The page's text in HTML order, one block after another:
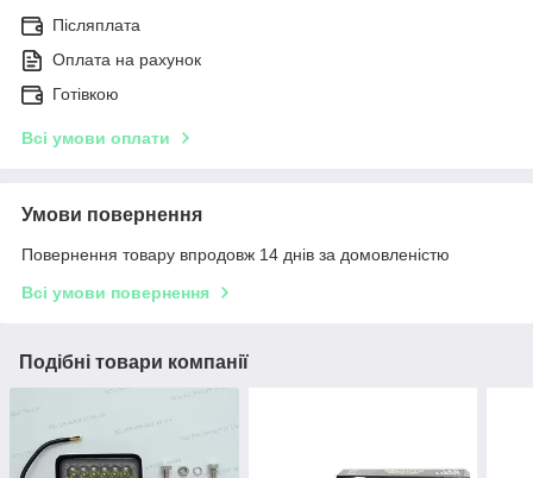
Післяплата
Оплата на рахунок
Готівкою
Всі умови оплати
Умови повернення
Повернення товару впродовж 14 днів за домовленістю
Всі умови повернення
Подібні товари компанії